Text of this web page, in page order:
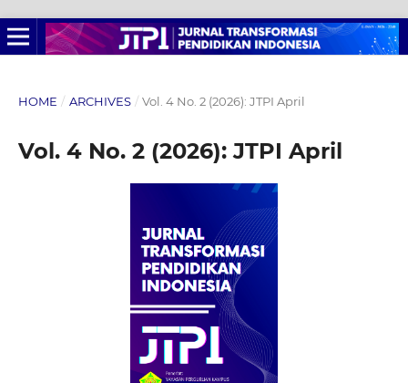
HOME / ARCHIVES / Vol. 4 No. 2 (2026): JTPI April
Vol. 4 No. 2 (2026): JTPI April